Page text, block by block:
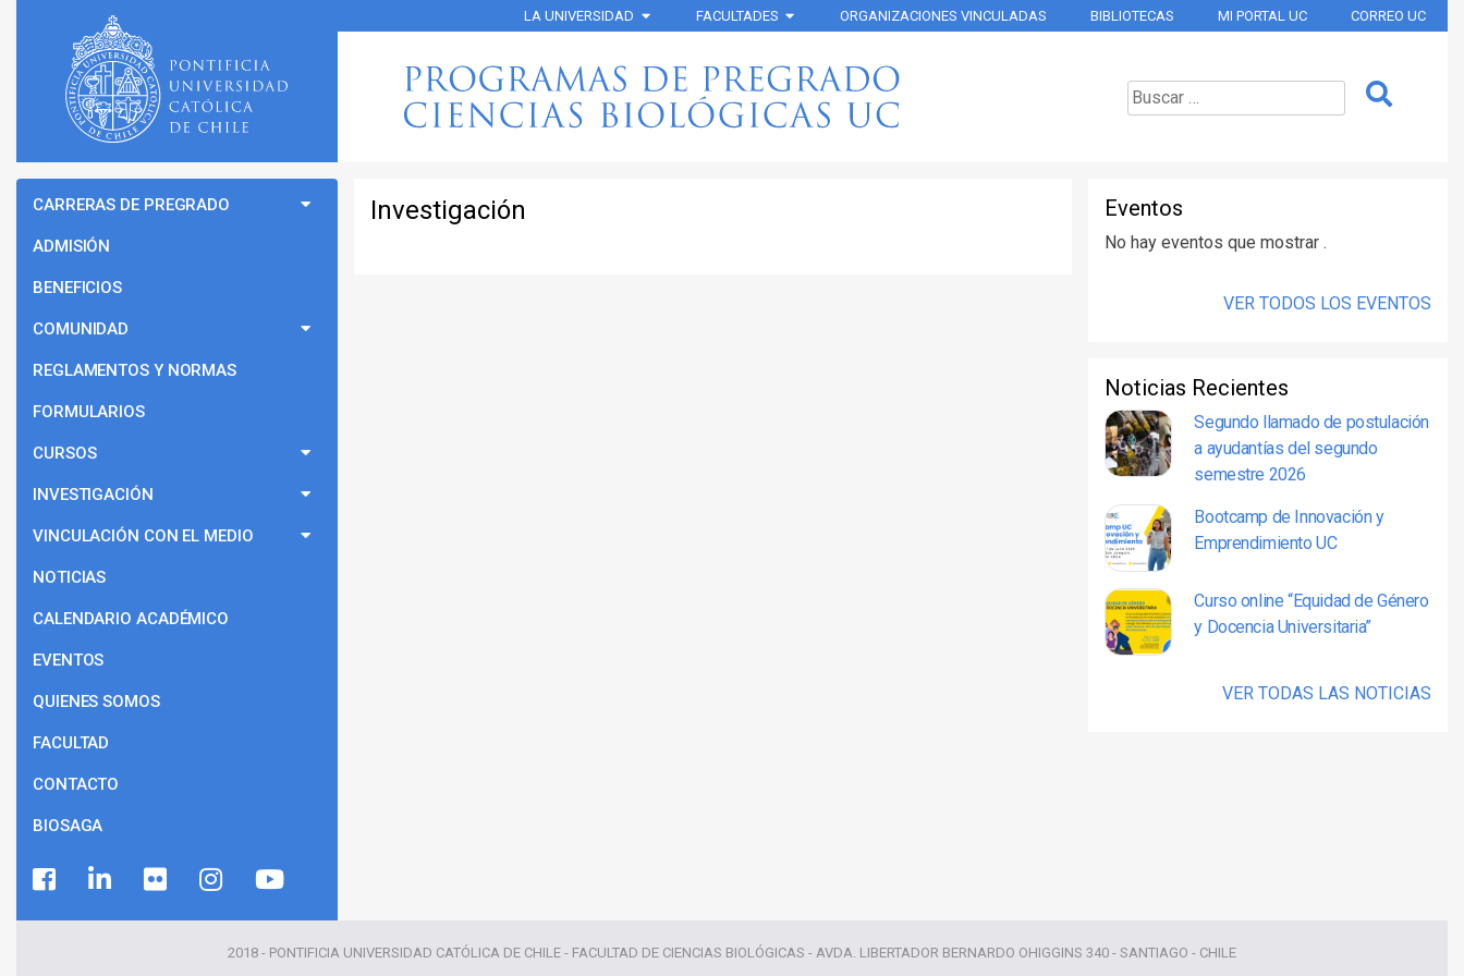
LA UNIVERSIDAD FACULTADES ORGANIZACIONES VINCULADAS BIBLIOTECAS MI PORTAL UC CORREO UC
Investigación
CARRERAS DE PREGRADO
ADMISIÓN
BENEFICIOS
COMUNIDAD
REGLAMENTOS Y NORMAS
FORMULARIOS
CURSOS
INVESTIGACIÓN
VINCULACIÓN CON EL MEDIO
NOTICIAS
CALENDARIO ACADÉMICO
EVENTOS
QUIENES SOMOS
FACULTAD
CONTACTO
BIOSAGA
Eventos
No hay eventos que mostrar .
VER TODOS LOS EVENTOS
Noticias Recientes
Segundo llamado de postulación
a ayudantías del segundo
semestre 2026
Bootcamp de Innovación y
Emprendimiento UC
Curso online “Equidad de Género
y Docencia Universitaria”
VER TODAS LAS NOTICIAS
2018 - PONTIFICIA UNIVERSIDAD CATÓLICA DE CHILE - FACULTAD DE CIENCIAS BIOLÓGICAS - AVDA. LIBERTADOR BERNARDO OHIGGINS 340 - SANTIAGO - CHILE